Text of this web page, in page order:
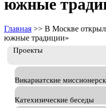
южные
Главная >> В Москве
южные традиции»
Проекты
Викариатские
Катехизические беседы